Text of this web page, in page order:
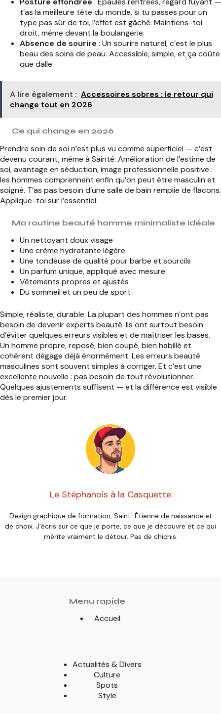
t’as la meilleure tête du monde, si tu passes pour un
type pas sûr de toi, l’effet est gâché. Maintiens-toi
droit, même devant la boulangerie.
Absence de sourire : Un sourire naturel, c’est le plus
beau des soins de peau. Accessible, simple, et ça coûte
que dalle.
A lire également : Accessoires sobres : le retour qui
change tout en 2026
Ce qui change en 2026
Prendre soin de soi n’est plus vu comme superficiel — c’est
devenu courant, même à Sainté. Amélioration de l’estime de
soi, avantage en séduction, image professionnelle positive :
les hommes comprennent enfin qu’on peut être masculin et
soigné. T’as pas besoin d’une salle de bain remplie de flacons.
Applique-toi sur l’essentiel.
Ma routine beauté homme minimaliste idéale
Un nettoyant doux visage
Une crème hydratante légère
Une tondeuse de qualité pour barbe et sourcils
Un parfum unique, appliqué avec mesure
Vêtements propres et ajustés
Du sommeil et un peu de sport
Simple, réaliste, durable. La plupart des hommes n’ont pas
besoin de devenir experts beauté. Ils ont surtout besoin
d’éviter quelques erreurs visibles et de maîtriser les bases.
Un homme propre, reposé, bien coupé, bien habillé et
cohérent dégage déjà énormément. Les erreurs beauté
masculines sont souvent simples à corriger. Et c’est une
excellente nouvelle : pas besoin de tout révolutionner.
Quelques ajustements suffisent — et la différence est visible
dès le premier jour.
Le Stéphanois à la Casquette
Design graphique de formation, Saint-Étienne de naissance et
de choix. J’écris sur ce que je porte, ce que je découvre et ce qui
mérite vraiment le détour. Pas de chichis.
Menu rapide
Accueil
Actualités & Divers
Culture
Spots
Style